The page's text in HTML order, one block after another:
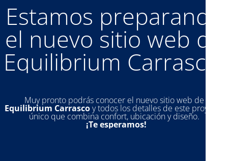
Estamos preparando
el nuevo sitio web de
Equilibrium Carrasco.
Muy pronto podrás conocer el nuevo sitio web de
Equilibrium Carrascoy todos los detalles de este proyecto
único que combina confort, ubicación y diseño.
¡Te esperamos!